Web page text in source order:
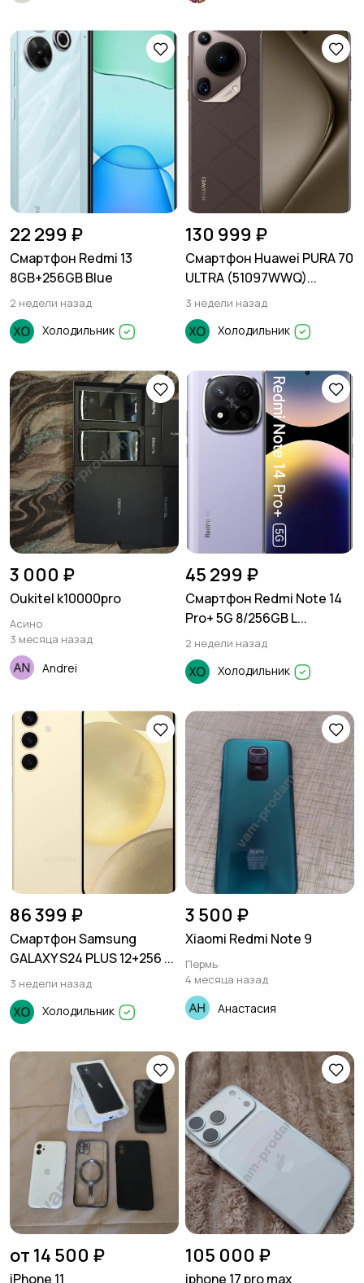
22 299 ₽
Смартфон Redmi 13
8GB+256GB Blue
2 недели назад
Холодильник
130 999 ₽
Смартфон Huawei PURA 70
ULTRA (51097WWQ)...
3 недели назад
Холодильник
3 000 ₽
Oukitel k10000pro
Асино
3 месяца назад
Andrei
45 299 ₽
Смартфон Redmi Note 14
Pro+ 5G 8/256GB L...
2 недели назад
Холодильник
86 399 ₽
Смартфон Samsung
GALAXY S24 PLUS 12+256 ...
3 недели назад
Холодильник
3 500 ₽
Xiaomi Redmi Note 9
Пермь
4 месяца назад
Анастасия
от 14 500 ₽
iPhone 11
105 000 ₽
iphone 17 pro max